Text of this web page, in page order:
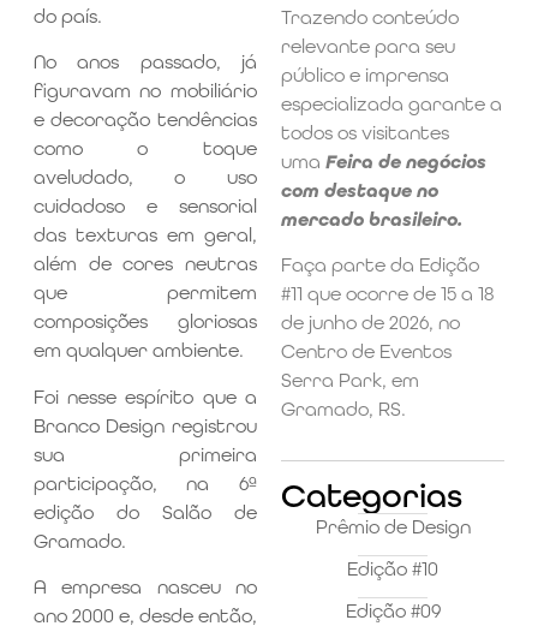
Trazendo conteúdo
relevante para seu
público e imprensa
especializada garante a
todos os visitantes
uma Feira de negócios
com destaque no
mercado brasileiro.
Faça parte da Edição
#11 que ocorre de 15 a 18
de junho de 2026, no
Centro de Eventos
Serra Park, em
Gramado, RS.
Categorias
Prêmio de Design
Edição #10
Edição #09
do país.
No anos passado, já
figuravam no mobiliário
e decoração tendências
como o toque
aveludado, o uso
cuidadoso e sensorial
das texturas em geral,
além de cores neutras
que permitem
composições gloriosas
em qualquer ambiente.
Foi nesse espírito que a
Branco Design registrou
sua primeira
participação, na 6ª
edição do Salão de
Gramado.
A empresa nasceu no
ano 2000 e, desde então,